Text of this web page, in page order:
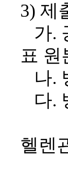
3) 제
가.
표 원
나.
다.
헬렌